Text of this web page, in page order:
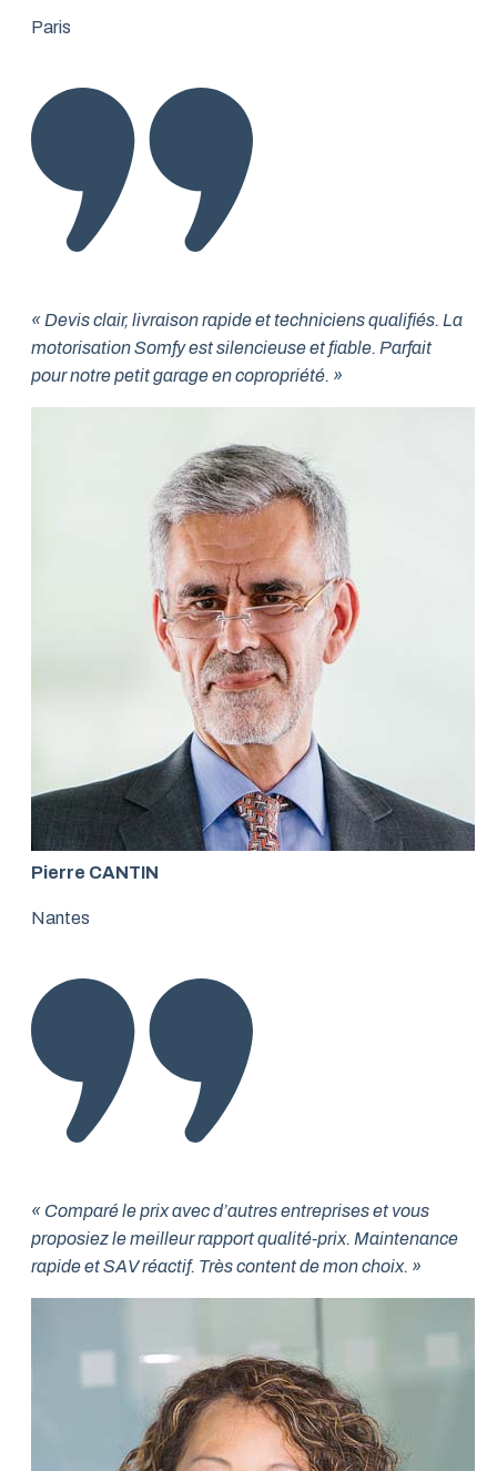
Paris
« Devis clair, livraison rapide et techniciens qualifiés. La
motorisation Somfy est silencieuse et fiable. Parfait
pour notre petit garage en copropriété. »
Pierre CANTIN
Nantes
« Comparé le prix avec d’autres entreprises et vous
proposiez le meilleur rapport qualité-prix. Maintenance
rapide et SAV réactif. Très content de mon choix. »